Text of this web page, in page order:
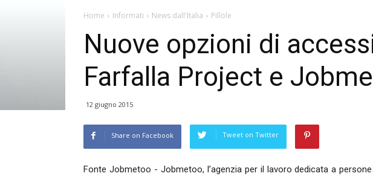
Home Informati News dall'Italia Pillole
Nuove opzioni di
Farfalla Project e
12 giugno 2015
Share on Facebook Tweet on Twitter
Fonte Jobmetoo - Jobmetoo, l’agenzia per il lavoro dedicata a